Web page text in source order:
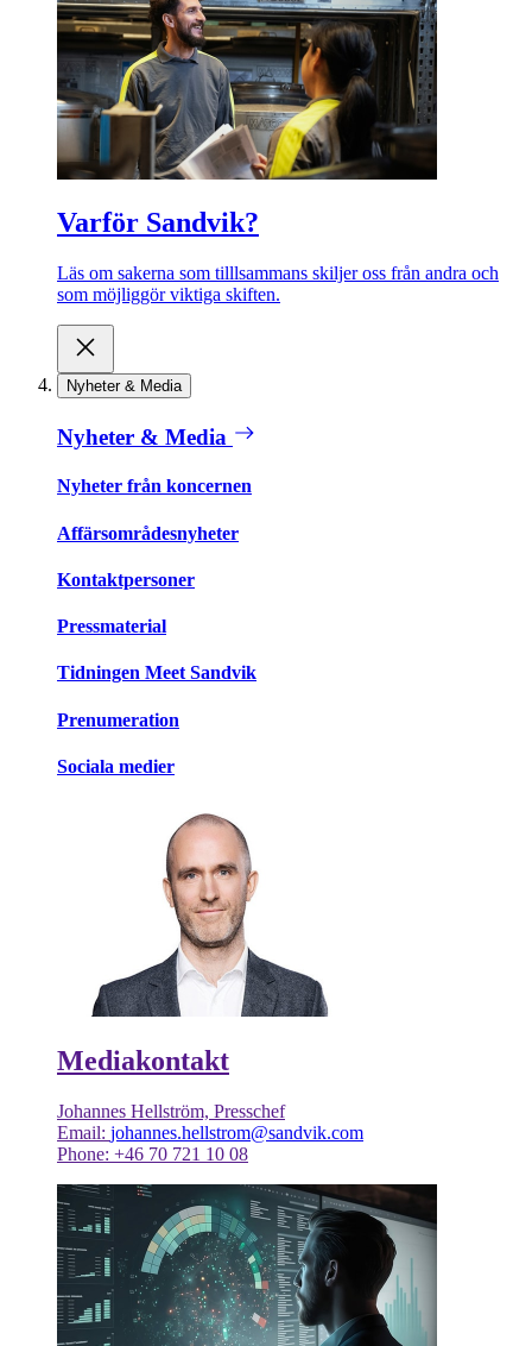
Varför Sandvik?
Läs om sakerna som tilllsammans skiljer oss från andra och
som möjliggör viktiga skiften.
Nyheter & Media
Nyheter & Media
Nyheter från koncernen
Affärsområdesnyheter
Kontaktpersoner
Pressmaterial
Tidningen Meet Sandvik
Prenumeration
Sociala medier
Mediakontakt
Johannes Hellström, Presschef
Email: johannes.hellstrom@sandvik.com
Phone: +46 70 721 10 08